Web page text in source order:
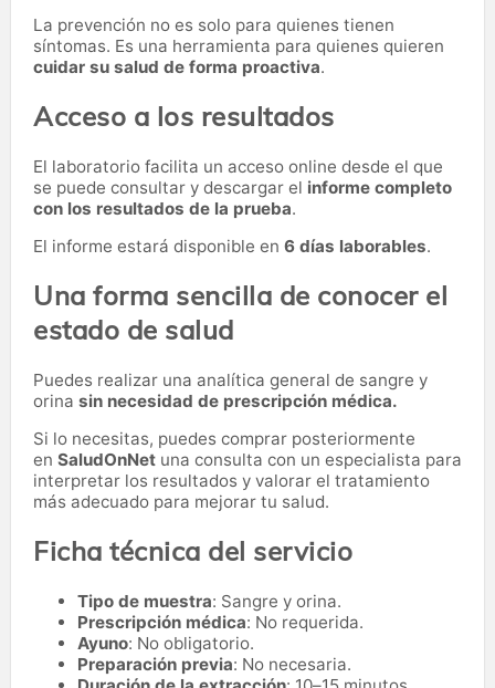
La prevención no es solo para quienes tienen
síntomas. Es una herramienta para quienes quieren
cuidar su salud de forma proactiva.
Acceso a los resultados
El laboratorio facilita un acceso online desde el que
se puede consultar y descargar el informe completo
con los resultados de la prueba.
El informe estará disponible en 6 días laborables.
Una forma sencilla de conocer el
estado de salud
Puedes realizar una analítica general de sangre y
orina sin necesidad de prescripción médica.
Si lo necesitas, puedes comprar posteriormente
en SaludOnNet una consulta con un especialista para
interpretar los resultados y valorar el tratamiento
más adecuado para mejorar tu salud.
Ficha técnica del servicio
Tipo de muestra: Sangre y orina.
Prescripción médica: No requerida.
Ayuno: No obligatorio.
Preparación previa: No necesaria.